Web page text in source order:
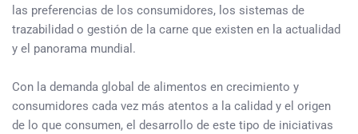
las preferencias de los consumidores, los sistemas de
trazabilidad o gestión de la carne que existen en la actualidad
y el panorama mundial.
Con la demanda global de alimentos en crecimiento y
consumidores cada vez más atentos a la calidad y el origen
de lo que consumen, el desarrollo de este tipo de iniciativas